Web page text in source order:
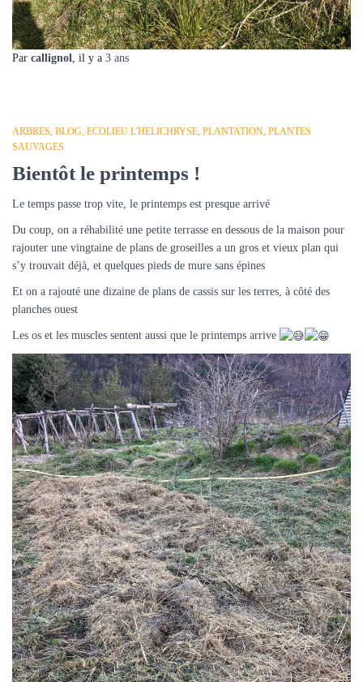
Par callignol , il y a 3 ans
ARBRES BLOG ECOLIEU L'HELICHRYSE PLANTATION PLANTES
SAUVAGES
Bientôt le printemps !
Le temps passe trop vite, le printemps est presque arrivé
Du coup, on a réhabilité une petite terrasse en dessous de la maison pour
rajouter une vingtaine de plans de groseilles a un gros et vieux plan qui
s’y trouvait déjà, et quelques pieds de mure sans épines
Et on a rajouté une dizaine de plans de cassis sur les terres, à côté des
planches ouest
Les os et les muscles sentent aussi que le printemps arrive